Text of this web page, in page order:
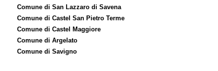
Comune di San Lazzaro di Savena
Comune di Castel San Pietro Terme
Comune di Castel Maggiore
Comune di Argelato
Comune di Savigno